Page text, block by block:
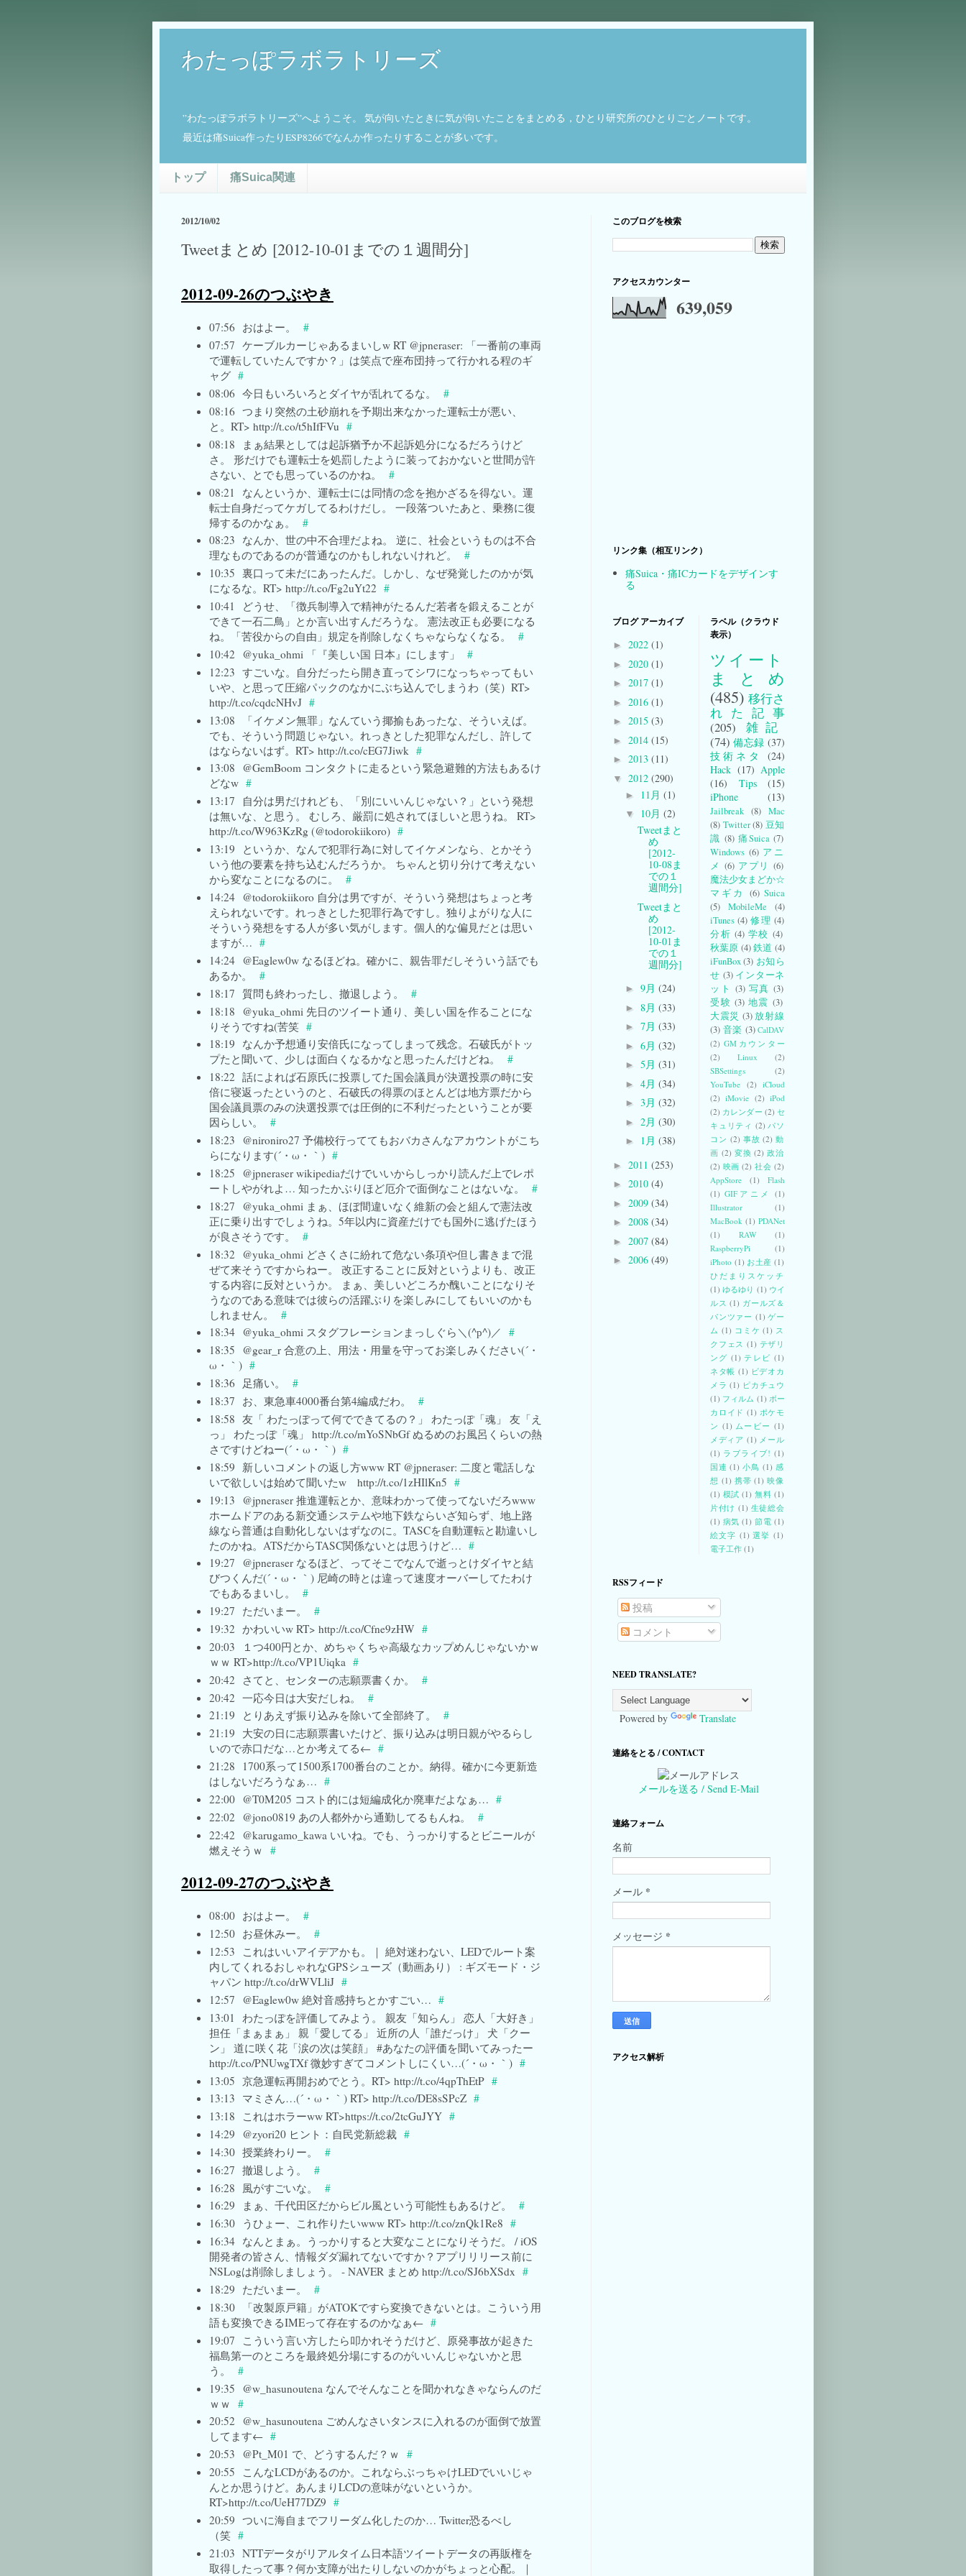
わたっぽラボラトリーズ
”わたっぽラボラトリーズ”へようこそ。 気が向いたときに気が向いたことをまとめる，ひとり研究所のひとりごとノートです。
最近は痛Suica作ったりESP8266でなんか作ったりすることが多いです。
トップ 痛Suica関連
2012/10/02
Tweetまとめ [2012-10-01までの１週間分]
2012-09-26のつぶやき
07:56 おはよー。
#
07:57 ケーブルカーじゃあるまいしw RT @jpneraser: 「一番前の車両
で運転していたんですか？」は笑点で座布団持って行かれる程のギ
ャグ #
08:06 今日もいろいろとダイヤが乱れてるな。
#
08:16 つまり突然の土砂崩れを予期出来なかった運転士が悪い、
と。RT> http://t.co/t5hIfFVu #
08:18
まぁ結果としては起訴猶予か不起訴処分になるだろうけど
さ。 形だけでも運転士を処罰したように装っておかないと世間が許
さない、とでも思っているのかね。
#
08:21
なんというか、運転士には同情の念を抱かざるを得ない。運
転士自身だってケガしてるわけだし。 一段落ついたあと、乗務に復
帰するのかなぁ。
#
08:23 なんか、世の中不合理だよね。 逆に、社会というものは不合
理なものであるのが普通なのかもしれないけれど。
#
10:35 裏口って未だにあったんだ。しかし、なぜ発覚したのかが気
になるな。RT> http://t.co/Fg2uYt22 #
10:41
どうせ、「徴兵制導入で精神がたるんだ若者を鍛えることが
できて一石二鳥」とか言い出すんだろうな。 憲法改正も必要になる
ね。「苦役からの自由」規定を削除しなくちゃならなくなる。
#
10:42 @yuka_ohmi 「『美しい国 日本』にします」
#
12:23 すごいな。自分だったら開き直ってシワになっちゃってもい
いや、と思って圧縮パックのなかにぶち込んでしまうわ（笑）RT>
http://t.co/cqdcNHvJ #
13:08
「イケメン無罪」なんていう揶揄もあったな、そういえば。
でも、そういう問題じゃない。れっきとした犯罪なんだし、許して
はならないはず。RT> http://t.co/cEG7Jiwk #
13:08 @GemBoom コンタクトに走るという緊急避難的方法もあるけ
どなw #
13:17
自分は男だけれども、「別にいいんじゃない？」という発想
は無いな、と思う。 むしろ、厳罰に処されてほしいと思うね。 RT>
http://t.co/W963KzRg (@todorokiikoro) #
13:19
というか、なんで犯罪行為に対してイケメンなら、とかそう
いう他の要素を持ち込むんだろうか。 ちゃんと切り分けて考えない
から変なことになるのに。
#
14:24 @todorokiikoro 自分は男ですが、そういう発想はちょっと考
えられないです。れっきとした犯罪行為ですし。独りよがりな人に
そういう発想をする人が多い気がします。個人的な偏見だとは思い
ますが… #
14:24 @Eaglew0w なるほどね。確かに、親告罪だしそういう話でも
あるか。
#
18:17 質問も終わったし、撤退しよう。
#
18:18 @yuka_ohmi 先日のツイート通り、美しい国を作ることにな
りそうですね(苦笑 #
18:19 なんか予想通り安倍氏になってしまって残念。石破氏がトッ
プたと聞いて、少しは面白くなるかなと思ったんだけどね。
#
18:22 話によれば石原氏に投票してた国会議員が決選投票の時に安
倍に寝返ったというのと、石破氏の得票のほとんどは地方票だから
国会議員票のみの決選投票では圧倒的に不利だったということが要
因らしい。
#
18:23 @nironiro27 予備校行っててもおバカさんなアカウントがこち
らになります(´・ω・｀) #
18:25 @jpneraser wikipediaだけでいいからしっかり読んだ上でレポ
ートしやがれよ… 知ったかぶりほど厄介で面倒なことはないな。
#
18:27 @yuka_ohmi まぁ、ほぼ間違いなく維新の会と組んで憲法改
正に乗り出すでしょうね。5年以内に資産だけでも国外に逃げたほう
が良さそうです。
#
18:32 @yuka_ohmi どさくさに紛れて危ない条項や但し書きまで混
ぜて来そうですからねー。 改正することに反対というよりも、改正
する内容に反対というか。 まぁ、美しいどころか醜いことになりそ
うなのである意味では彼らの活躍ぶりを楽しみにしてもいいのかも
しれません。
#
18:34 @yuka_ohmi スタグフレーションまっしぐら＼(^р^)／ #
18:35 @gear_r 合意の上、用法・用量を守ってお楽しみください(´・
ω・｀) #
18:36 足痛い。
#
18:37 お、東急車4000番台第4編成だわ。
#
18:58 友「 わたっぽって何でできてるの？」 わたっぽ「魂」 友「え
っ」 わたっぽ「魂」 http://t.co/mYoSNbGf ぬるめのお風呂くらいの熱
さですけどねー(´・ω・｀) #
18:59 新しいコメントの返し方www RT @jpneraser: 二度と電話しな
いで欲しいは始めて聞いたw http://t.co/1zHIlKn5 #
19:13 @jpneraser 推進運転とか、意味わかって使ってないだろwww
ホームドアのある新交通システムや地下鉄ならいざ知らず、地上路
線なら普通は自動化しないはずなのに。TASCを自動運転と勘違いし
たのかね。ATSだからTASC関係ないとは思うけど… #
19:27 @jpneraser なるほど、ってそこでなんで逝っとけダイヤと結
びつくんだ(´・ω・｀) 尼崎の時とは違って速度オーバーしてたわけ
でもあるまいし。
#
19:27 ただいまー。
#
19:32 かわいいw RT> http://t.co/Cfne9zHW #
20:03
１つ400円とか、めちゃくちゃ高級なカップめんじゃないかｗ
ｗｗ RT>http://t.co/VP1Uiqka #
20:42
さてと、センターの志願票書くか。
#
20:42 一応今日は大安だしね。
#
21:19
とりあえず振り込みを除いて全部終了。
#
21:19 大安の日に志願票書いたけど、振り込みは明日親がやるらし
いので赤口だな…とか考えてる← #
21:28
1700系って1500系1700番台のことか。納得。確かに今更新造
はしないだろうなぁ… #
22:00 @T0M205 コスト的には短編成化か廃車だよなぁ… #
22:02 @jono0819 あの人都外から通勤してるもんね。
#
22:42 @karugamo_kawa いいね。でも、うっかりするとビニールが
燃えそうｗ #
2012-09-27のつぶやき
08:00 おはよー。
#
12:50 お昼休みー。
#
12:53
これはいいアイデアかも。｜ 絶対迷わない、LEDでルート案
内してくれるおしゃれなGPSシューズ（動画あり） : ギズモード・ジ
ャパン http://t.co/drWVLliJ #
12:57 @Eaglew0w 絶対音感持ちとかすごい… #
13:01
わたっぽを評価してみよう。 親友「知らん」 恋人「大好き」
担任「まぁまぁ」 親「愛してる」 近所の人「誰だっけ」 犬「クー
ン」 道に咲く花「涙の次は笑顔」 #あなたの評価を聞いてみったー
http://t.co/PNUwgTXf 微妙すぎてコメントしにくい…(´・ω・｀) #
13:05 京急運転再開おめでとう。RT> http://t.co/4qpThEtP #
13:13 マミさん…(´・ω・｀) RT> http://t.co/DE8sSPcZ #
13:18
これはホラーww RT>https://t.co/2tcGuJYY #
14:29 @zyori20 ヒント：自民党新総裁 #
14:30 授業終わりー。
#
16:27 撤退しよう。
#
16:28
風がすごいな。
#
16:29
まぁ、千代田区だからビル風という可能性もあるけど。
#
16:30
うひょー、これ作りたいwww RT> http://t.co/znQk1Re8 #
16:34 なんとまぁ。うっかりすると大変なことになりそうだ。 / iOS
開発者の皆さん、情報ダダ漏れてないですか？アプリリリース前に
NSLogは削除しましょう。 - NAVER まとめ http://t.co/SJ6bXSdx #
18:29 ただいまー。
#
18:30
「改製原戸籍」がATOKですら変換できないとは。こういう用
語も変換できるIMEって存在するのかなぁ← #
19:07
こういう言い方したら叩かれそうだけど、原発事故が起きた
福島第一のところを最終処分場にするのがいいんじゃないかと思
う。
#
19:35 @w_hasunoutena なんでそんなことを聞かれなきゃならんのだ
ｗｗ #
20:52 @w_hasunoutena ごめんなさいタンスに入れるのが面倒で放置
してます← #
20:53 @Pt_M01 で、どうするんだ？ｗ #
20:55
こんなLCDがあるのか。これならぶっちゃけLEDでいいじゃ
んとか思うけど。あんまりLCDの意味がないというか。
RT>http://t.co/UeH77DZ9 #
20:59 ついに海自までフリーダム化したのか… Twitter恐るべし
（笑 #
21:03 NTTデータがリアルタイム日本語ツイートデータの再販権を
取得したって事？何か支障が出たりしないのかがちょっと心配。｜
このブログを検索
アクセスカウンター
639,059
リンク集（相互リンク）
痛Suica・痛ICカードをデザインす
る
ブログ アーカイブ
► 2022 (1)
► 2020 (1)
► 2017 (1)
► 2016 (1)
► 2015 (3)
► 2014 (15)
► 2013 (11)
▼ 2012 (290)
► 11月 (1)
▼ 10月 (2)
Tweetまと
め
[2012-
10-08ま
での１
週間分]
Tweetまと
め
[2012-
10-01ま
での１
週間分]
► 9月 (24)
► 8月 (33)
► 7月 (33)
► 6月 (32)
► 5月 (31)
► 4月 (34)
► 3月 (32)
► 2月 (30)
► 1月 (38)
► 2011 (253)
► 2010 (4)
► 2009 (34)
► 2008 (34)
► 2007 (84)
► 2006 (49)
ラベル（クラウド
表示）
ツイート
まとめ
(485) 移行さ
れた記事
(205)
雑記
(74) 備忘録 (37)
技術ネタ
(24)
Hack (17) Apple
(16)
Tips
(15)
iPhone
(13)
Jailbreak (8) Mac
(8) Twitter (8) 豆知
識 (8) 痛Suica (7)
Windows (6) アニ
メ (6) アプリ (6)
魔法少女まどか☆
マギカ
(6) Suica
(5)
MobileMe
(4)
iTunes (4) 修理 (4)
分析 (4) 学校 (4)
秋葉原 (4)鉄道 (4)
iFunBox (3) お知ら
せ (3) インターネ
ット (3) 写真 (3)
受験 (3) 地震 (3)
大震災 (3) 放射線
(3) 音楽 (3) CalDAV
(2) GMカウンター
(2)
Linux
(2)
SBSettings
(2)
YouTube (2) iCloud
(2) iMovie (2) iPod
(2) カレンダー (2) セ
キュリティ (2) パソ
コン (2) 事故 (2) 動
画 (2) 変換 (2) 政治
(2) 映画 (2) 社会 (2)
AppStore
(1)
Flash
(1) GIFアニメ
(1)
Illustrator
(1)
MacBook (1) PDANet
(1)
RAW
(1)
RaspberryPi
(1)
iPhoto (1) お土産 (1)
ひだまりスケッチ
(1) ゆるゆり (1) ウイ
ルス (1) ガールズ＆
パンツァー (1) ゲー
ム (1) コミケ (1) ス
クフェス (1) テザリ
ング (1) テレビ (1)
ネタ帳 (1) ビデオカ
メラ (1) ピカチュウ
(1) フィルム (1) ボー
カロイド (1) ポケモ
ン (1) ムービー (1)
メディア (1) メール
(1) ラブライブ! (1)
国連 (1) 小鳥 (1) 感
想 (1) 携帯 (1) 映像
(1) 模試 (1) 無料 (1)
片付け (1) 生徒総会
(1) 病気 (1) 節電 (1)
絵文字 (1) 選挙 (1)
電子工作 (1)
RSSフィード
投稿
コメント
NEED TRANSLATE?
Powered by Translate
連絡をとる / CONTACT
メールを送る / Send E-Mail
連絡フォーム
名前
メール *
メッセージ *
アクセス解析